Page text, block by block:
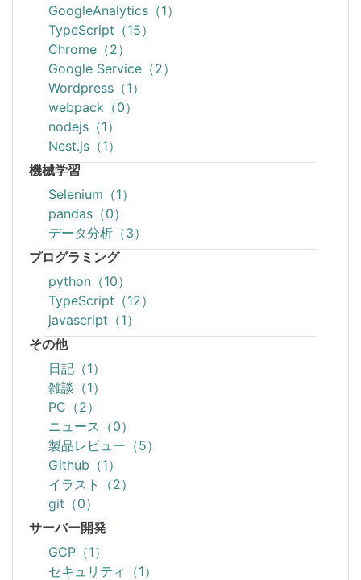
GoogleAnalytics（1）
TypeScript（15）
Chrome（2）
Google Service（2）
Wordpress（1）
webpack（0）
nodejs（1）
Nest.js（1）
機械学習
Selenium（1）
pandas（0）
データ分析（3）
プログラミング
python（10）
TypeScript（12）
javascript（1）
その他
日記（1）
雑談（1）
PC（2）
ニュース（0）
製品レビュー（5）
Github（1）
イラスト（2）
git（0）
サーバー開発
GCP（1）
セキュリティ（1）